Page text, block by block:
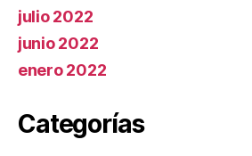
julio 2022
junio 2022
enero 2022
Categorías